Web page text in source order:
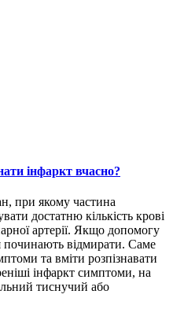
інфаркт вчасно?
при якому частина
достатню кількість крові
артерії. Якщо допомогу
починають відмирати. Саме
та вміти розпізнавати
інфаркт симптоми, на
тиснучий або